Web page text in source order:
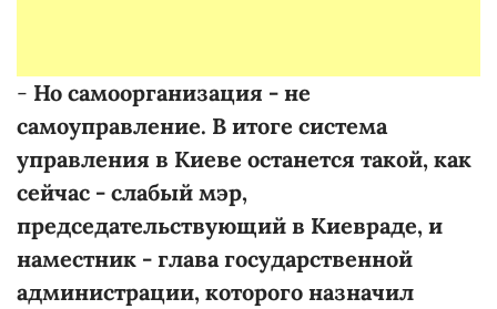
- Но самоорганизация - не
самоуправление. В итоге система
управления в Киеве останется такой, как
сейчас - слабый мэр,
председательствующий в Киевраде, и
наместник - глава государственной
администрации, которого назначил